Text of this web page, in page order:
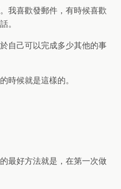
我喜歡發郵件，有時候喜歡
。
自己可以完成多少其他的事
時候就是這樣的。
最好方法就是，在第一次做